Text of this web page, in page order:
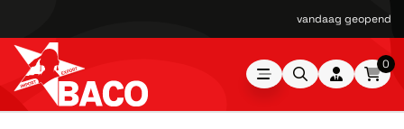
vandaag geopend
0